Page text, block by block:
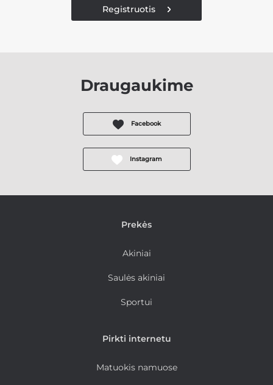
Registruotis
Draugaukime
Facebook
Instagram
Prekės
Akiniai
Saulės akiniai
Sportui
Pirkti internetu
Matuokis namuose